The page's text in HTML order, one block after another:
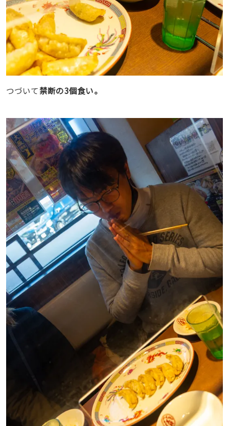
つづいて禁断の3個食い。